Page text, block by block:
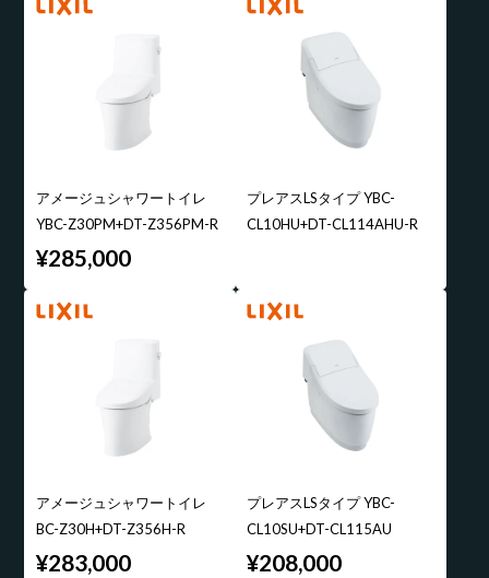
アメージュシャワートイレ
YBC-Z30PM+DT-Z356PM-R
¥285,000
プレアスLSタイプ YBC-
CL10HU+DT-CL114AHU-R
アメージュシャワートイレ
BC-Z30H+DT-Z356H-R
¥283,000
プレアスLSタイプ YBC-
CL10SU+DT-CL115AU
¥208,000